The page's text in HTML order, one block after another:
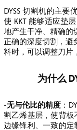
DYSS 切割机的主要
使 KKT 能够适应垫
地产生干净、精确的
正确的深度切割，避
料时，可以调整刀片
为什么
-无与伦比的精度 ：
割乙烯基层，使背板
边缘锋利、一致的定